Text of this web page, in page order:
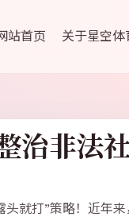
站首页 关于星空体
治非法
就打”策略！近年